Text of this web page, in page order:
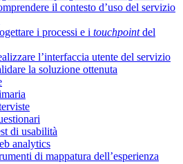
il contesto d’uso del servizio
i processi e i touchpointdel
l’interfaccia utente del servizio
la soluzione ottenuta
di usabilità
analytics
di mappatura dell’esperienza